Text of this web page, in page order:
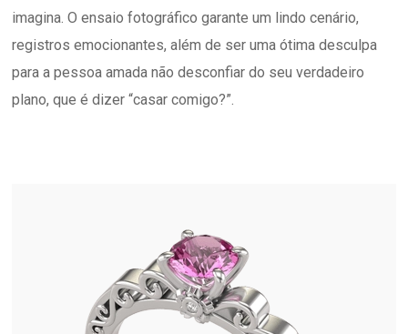
imagina. O ensaio fotográfico garante um lindo cenário,
registros emocionantes, além de ser uma ótima desculpa
para a pessoa amada não desconfiar do seu verdadeiro
plano, que é dizer “casar comigo?”.